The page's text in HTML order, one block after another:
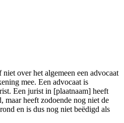
over het algemeen een advocaat
mee. Een advocaat is
Een jurist in [plaatnaam] heeft
maar heeft zodoende nog niet de
en is dus nog niet beëdigd als